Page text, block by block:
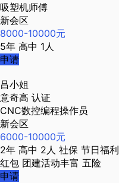
吸塑机师傅
新会区
8000-10000元
5年 高中 1人
申请
吕小姐
意奇高 认证
CNC数控编程操作员
新会区
6000-10000元
2年 高中 2人 社保 节日福利
红包 团建活动丰富 五险
申请